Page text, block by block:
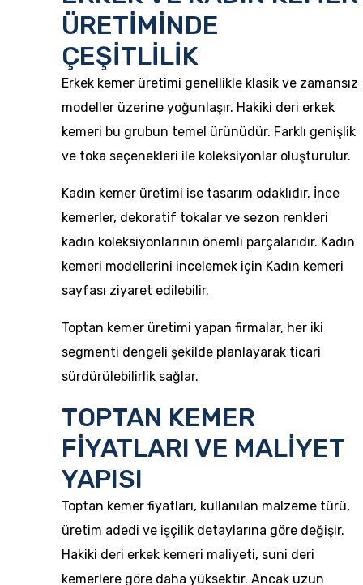
ÜRETİMİNDE
ÇEŞİTLİLİK
Erkek kemer üretimi genellikle klasik ve zamansız
modeller üzerine yoğunlaşır. Hakiki deri erkek
kemeri bu grubun temel ürünüdür. Farklı genişlik
ve toka seçenekleri ile koleksiyonlar oluşturulur.
Kadın kemer üretimi ise tasarım odaklıdır. İnce
kemerler, dekoratif tokalar ve sezon renkleri
kadın koleksiyonlarının önemli parçalarıdır. Kadın
kemeri modellerini incelemek için Kadın kemeri
sayfası ziyaret edilebilir.
Toptan kemer üretimi yapan firmalar, her iki
segmenti dengeli şekilde planlayarak ticari
sürdürülebilirlik sağlar.
TOPTAN KEMER
FİYATLARI VE MALİYET
YAPISI
Toptan kemer fiyatları, kullanılan malzeme türü,
üretim adedi ve işçilik detaylarına göre değişir.
Hakiki deri erkek kemeri maliyeti, suni deri
kemerlere göre daha yüksektir. Ancak uzun